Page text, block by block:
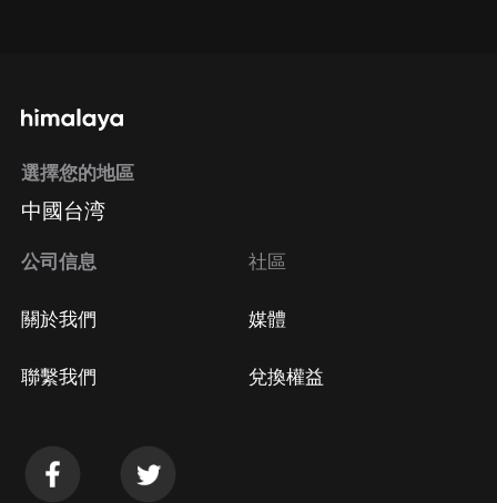
方法 Google Play取消訂閱方法
選擇您的地區
中國台湾
公司信息
關於我們
聯繫我們
社區
媒體
兌換權益